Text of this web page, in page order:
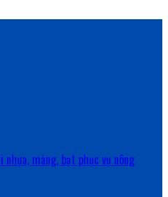
màng, bạt phục vụ nông